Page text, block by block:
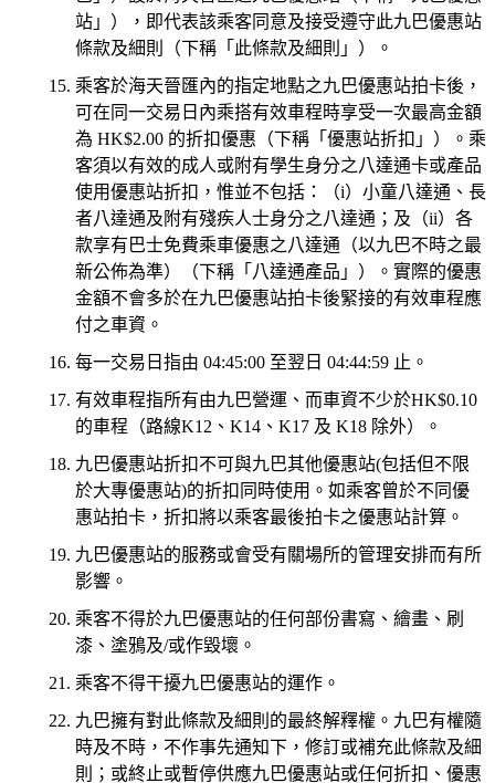
站」），即代表該乘客同意及接受遵守此九巴優惠站
條款及細則（下稱「此條款及細則」）。
乘客於海天晉匯內的指定地點之九巴優惠站拍卡後，
可在同一交易日內乘搭有效車程時享受一次最高金額
為 HK$2.00 的折扣優惠（下稱「優惠站折扣」）。乘
客須以有效的成人或附有學生身分之八達通卡或產品
使用優惠站折扣，惟並不包括：（i）小童八達通、長
者八達通及附有殘疾人士身分之八達通；及（ii）各
款享有巴士免費乘車優惠之八達通（以九巴不時之最
新公佈為準）（下稱「八達通產品」）。實際的優惠
金額不會多於在九巴優惠站拍卡後緊接的有效車程應
付之車資。
每一交易日指由 04:45:00 至翌日 04:44:59 止。
有效車程指所有由九巴營運、而車資不少於HK$0.10
的車程（路線K12、K14、K17 及 K18 除外）。
九巴優惠站折扣不可與九巴其他優惠站(包括但不限
於大專優惠站)的折扣同時使用。如乘客曾於不同優
惠站拍卡，折扣將以乘客最後拍卡之優惠站計算。
九巴優惠站的服務或會受有關場所的管理安排而有所
影響。
乘客不得於九巴優惠站的任何部份書寫、繪畫、刷
漆、塗鴉及/或作毀壞。
乘客不得干擾九巴優惠站的運作。
九巴擁有對此條款及細則的最終解釋權。九巴有權隨
時及不時，不作事先通知下，修訂或補充此條款及細
則；或終止或暫停供應九巴優惠站或任何折扣、優惠